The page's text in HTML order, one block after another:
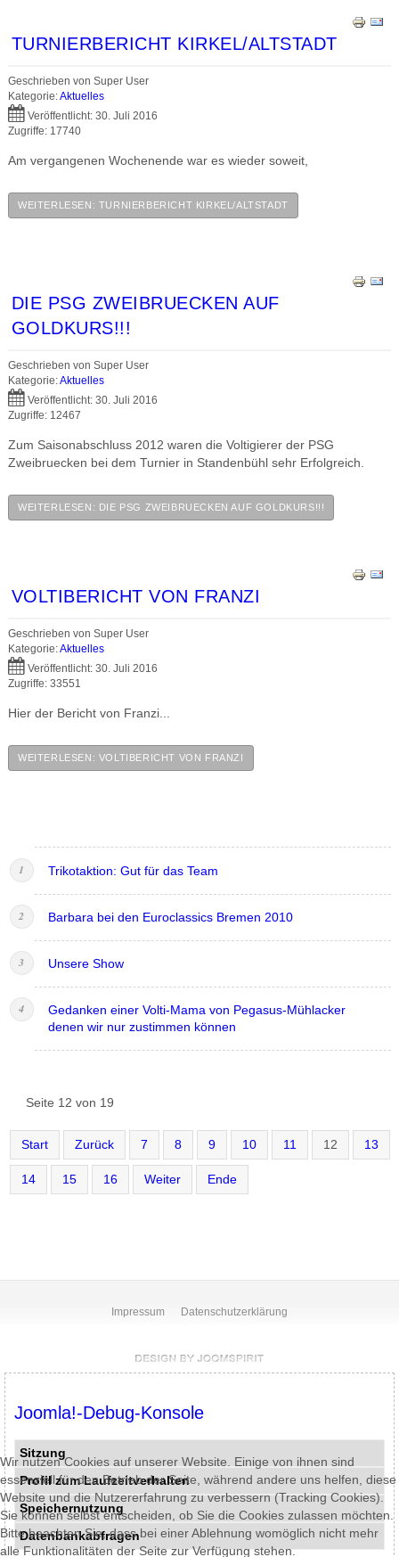
TURNIERBERICHT KIRKEL/ALTSTADT
Geschrieben von Super User
Kategorie:Aktuelles
Veröffentlicht: 30. Juli 2016
Zugriffe: 17740
Am vergangenen Wochenende war es wieder soweit,
WEITERLESEN: TURNIERBERICHT KIRKEL/ALTSTADT
DIE PSG ZWEIBRUECKEN AUF
GOLDKURS!!!
Geschrieben von Super User
Kategorie:Aktuelles
Veröffentlicht: 30. Juli 2016
Zugriffe: 12467
Zum Saisonabschluss 2012 waren die Voltigierer der PSG
Zweibruecken bei dem Turnier in Standenbühl sehr Erfolgreich.
WEITERLESEN: DIE PSG ZWEIBRUECKEN AUF GOLDKURS!!!
VOLTIBERICHT VON FRANZI
Geschrieben von Super User
Kategorie:Aktuelles
Veröffentlicht: 30. Juli 2016
Zugriffe: 33551
Hier der Bericht von Franzi...
WEITERLESEN: VOLTIBERICHT VON FRANZI
Trikotaktion: Gut für das Team
Barbara bei den Euroclassics Bremen 2010
Unsere Show
Gedanken einer Volti-Mama von Pegasus-Mühlacker
denen wir nur zustimmen können
Seite 12 von 19
Start Zurück 7 8 9 10 11 12 13
14 15 16 Weiter Ende
Impressum Datenschutzerklärung
Wir nutzen Cookies auf unserer Website. Einige von ihnen sind
essenziell für den Betrieb der Seite, während andere uns helfen, diese
Website und die Nutzererfahrung zu verbessern (Tracking Cookies).
Sie können selbst entscheiden, ob Sie die Cookies zulassen möchten.
Bitte beachten Sie, dass bei einer Ablehnung womöglich nicht mehr
alle Funktionalitäten der Seite zur Verfügung stehen.
Joomla!-Debug-Konsole
Sitzung
Profil zum Laufzeitverhalten
Speichernutzung
Datenbankabfragen